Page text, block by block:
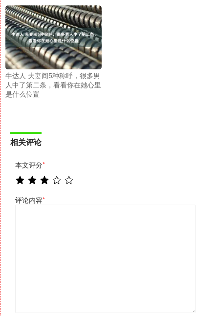
牛达人 夫妻间5种称呼，很多男
人中了第二条，看看你在她心里
是什么位置
相关评论
本文评分*
评论内容*